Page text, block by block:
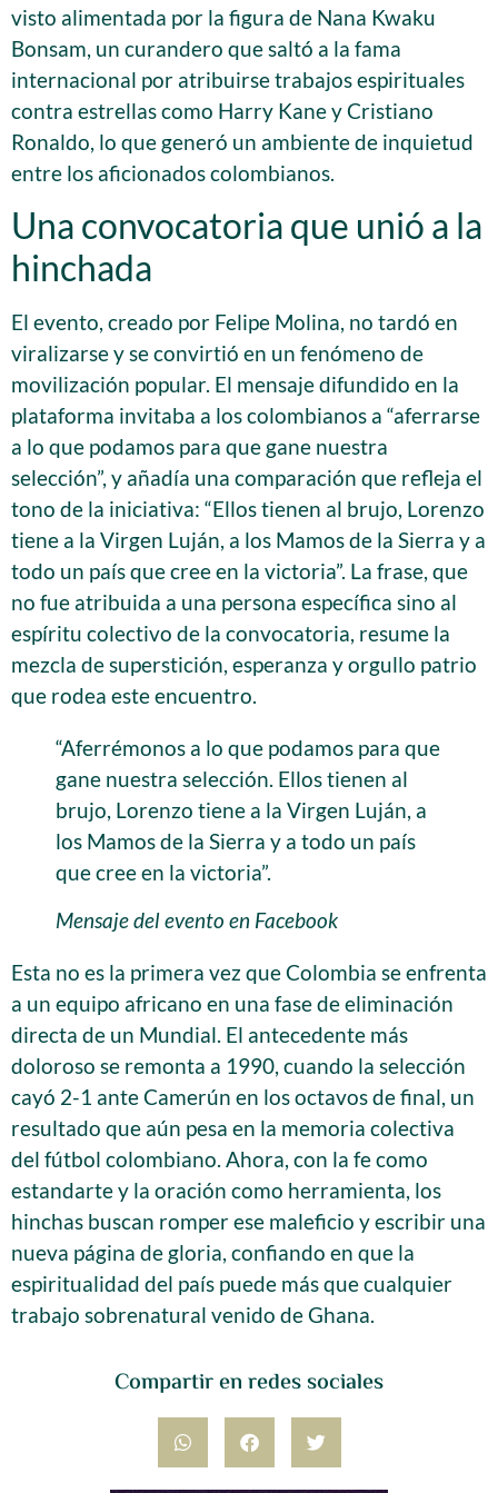
Compartir en redes sociales
visto alimentada por la figura de Nana Kwaku
Bonsam, un curandero que saltó a la fama
internacional por atribuirse trabajos espirituales
contra estrellas como Harry Kane y Cristiano
Ronaldo, lo que generó un ambiente de inquietud
entre los aficionados colombianos.
Una convocatoria que unió a la
hinchada
El evento, creado por Felipe Molina, no tardó en
viralizarse y se convirtió en un fenómeno de
movilización popular. El mensaje difundido en la
plataforma invitaba a los colombianos a “aferrarse
a lo que podamos para que gane nuestra
selección”, y añadía una comparación que refleja el
tono de la iniciativa: “Ellos tienen al brujo, Lorenzo
tiene a la Virgen Luján, a los Mamos de la Sierra y a
todo un país que cree en la victoria”. La frase, que
no fue atribuida a una persona específica sino al
espíritu colectivo de la convocatoria, resume la
mezcla de superstición, esperanza y orgullo patrio
que rodea este encuentro.
“Aferrémonos a lo que podamos para que
gane nuestra selección. Ellos tienen al
brujo, Lorenzo tiene a la Virgen Luján, a
los Mamos de la Sierra y a todo un país
que cree en la victoria”.
Mensaje del evento en Facebook
Esta no es la primera vez que Colombia se enfrenta
a un equipo africano en una fase de eliminación
directa de un Mundial. El antecedente más
doloroso se remonta a 1990, cuando la selección
cayó 2-1 ante Camerún en los octavos de final, un
resultado que aún pesa en la memoria colectiva
del fútbol colombiano. Ahora, con la fe como
estandarte y la oración como herramienta, los
hinchas buscan romper ese maleficio y escribir una
nueva página de gloria, confiando en que la
espiritualidad del país puede más que cualquier
trabajo sobrenatural venido de Ghana.